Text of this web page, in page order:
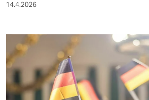
14.4.2026